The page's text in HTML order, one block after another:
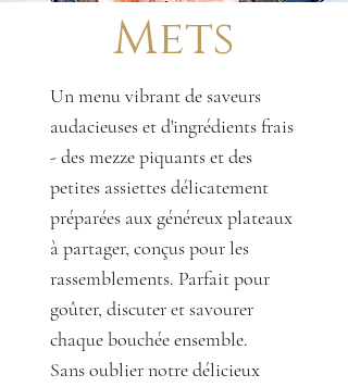
Mets
Un menu vibrant de saveurs
audacieuses et d'ingrédients frais
- des mezze piquants et des
petites assiettes délicatement
préparées aux généreux plateaux
à partager, conçus pour les
rassemblements. Parfait pour
goûter, discuter et savourer
chaque bouchée ensemble.
​Sans oublier notre délicieux